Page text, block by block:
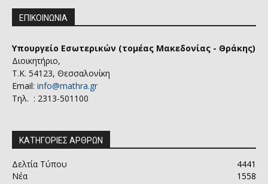
ΕΠΙΚΟΙΝΩΝΙΑ
Υπουργείο Εσωτερικών (τομέας Μακεδονίας - Θράκης)
Διοικητήριο,
Τ.Κ. 54123, Θεσσαλονίκη
Email: info@mathra.gr
Τηλ. : 2313-501100
ΚΑΤΗΓΟΡΙΕΣ ΑΡΘΡΩΝ
Δελτία Τύπου
4441
Νέα
1558